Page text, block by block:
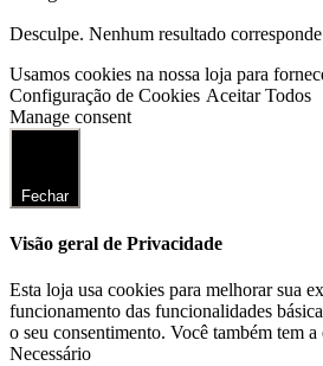
Desculpe. Nenhum resultado corresponde
Usamos cookies na nossa loja para
Configuração de Cookies Aceitar Todos
Manage consent
Fechar
Visão geral de Privacidade
Esta loja usa cookies para melhorar sua
funcionamento das funcionalidades
o seu consentimento. Você também tem
Necessário